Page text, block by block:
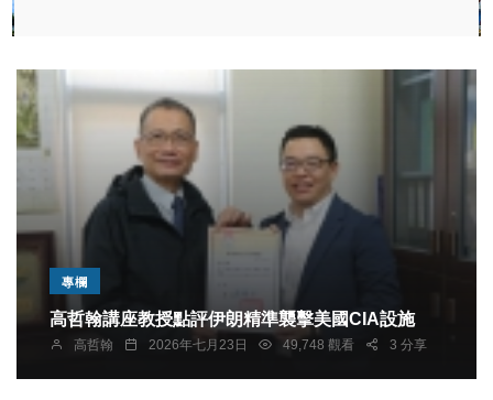
專欄
高哲翰講座教授點評伊朗精準襲擊美國CIA設施
高哲翰 2026年七月23日 49,748 觀看 3 分享
專欄
高哲翰講座教授勉勵警專生努力衝刺通過警察特考
意涵